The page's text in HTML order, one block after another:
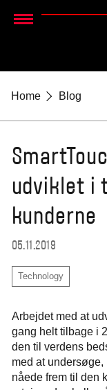
Menu
Home Blog
udviklet i
kunderne
05.11.2019
Technology
Arbejdet med at
gang helt tilbage i
den til verdens
med at
nåede frem til den